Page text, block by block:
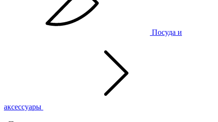
Посуда и
аксессуары